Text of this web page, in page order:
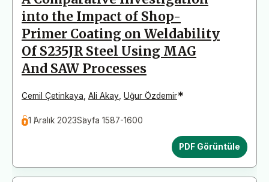
into the Impact of Shop-
Primer Coating on Weldability
Of S235JR Steel Using MAG
And SAW Processes
Cemil Çetinkaya Ali Akay Uğur Özdemir*
1 Aralık 2023Sayfa 1587-1600
PDF Görüntüle